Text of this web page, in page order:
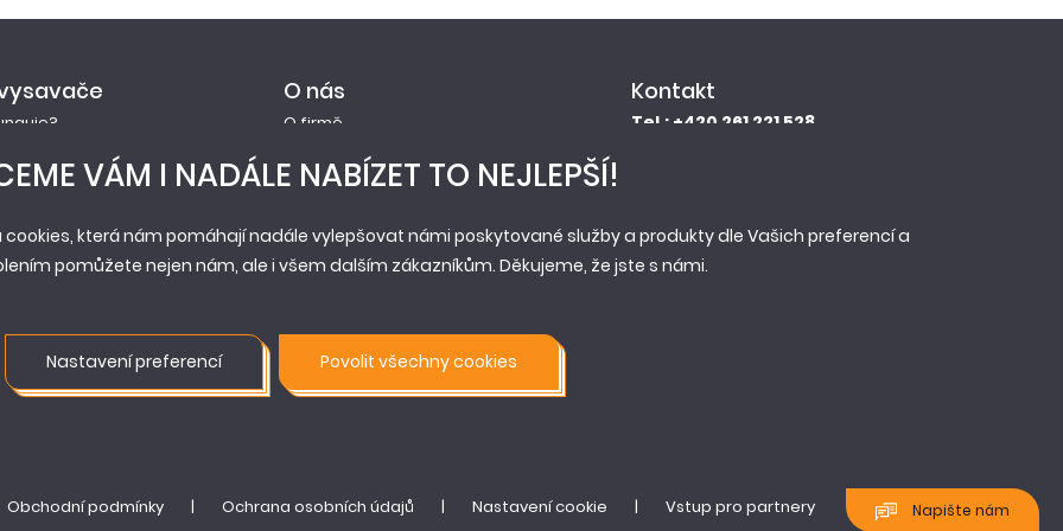
prodloužené záruky
O nás
O firmě
Reference
Pobočky
Servis
Kontakt
Tel.: +420 261 221 528
Vestecká 104
252 41, Zlatníky - Hodkovice
Obchodní podmínky | Ochrana osobních údajů | Nastavení cookie | Vstup pro partnery Napište nám
VÁM I NADÁLE NABÍZET TO NEJLEPŠÍ!
která nám pomáhají nadále vylepšovat námi poskytované služby a produkty dle Vašich preferencí a
pomůžete nejen nám, ale i všem dalším zákazníkům. Děkujeme, že jste s námi.
Nastavení preferencí Povolit všechny cookies